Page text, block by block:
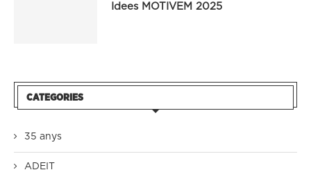
Idees MOTIVEM 2025
CATEGORIES
35 anys
ADEIT